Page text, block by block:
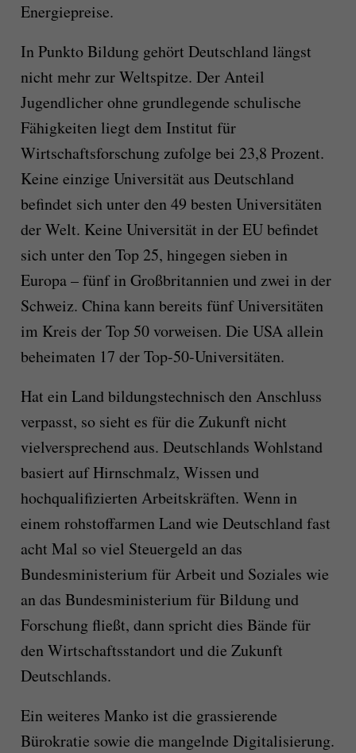
Energiepreise.
In Punkto Bildung gehört Deutschland längst
nicht mehr zur Weltspitze. Der Anteil
Jugendlicher ohne grundlegende schulische
Fähigkeiten liegt dem Institut für
Wirtschaftsforschung zufolge bei 23,8 Prozent.
Keine einzige Universität aus Deutschland
befindet sich unter den 49 besten Universitäten
der Welt. Keine Universität in der EU befindet
sich unter den Top 25, hingegen sieben in
Europa – fünf in Großbritannien und zwei in der
Schweiz. China kann bereits fünf Universitäten
im Kreis der Top 50 vorweisen. Die USA allein
beheimaten 17 der Top-50-Universitäten.
Hat ein Land bildungstechnisch den Anschluss
verpasst, so sieht es für die Zukunft nicht
vielversprechend aus. Deutschlands Wohlstand
basiert auf Hirnschmalz, Wissen und
hochqualifizierten Arbeitskräften. Wenn in
einem rohstoffarmen Land wie Deutschland fast
acht Mal so viel Steuergeld an das
Bundesministerium für Arbeit und Soziales wie
an das Bundesministerium für Bildung und
Forschung fließt, dann spricht dies Bände für
den Wirtschaftsstandort und die Zukunft
Deutschlands.
Ein weiteres Manko ist die grassierende
Bürokratie sowie die mangelnde Digitalisierung.